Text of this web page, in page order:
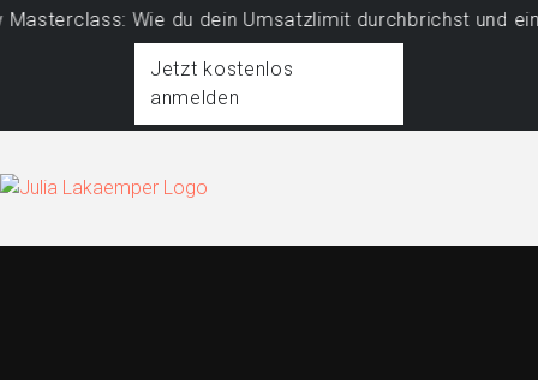
Wie du dein Umsatzlimit durchbrichst und ein
Jetzt kostenlos
anmelden